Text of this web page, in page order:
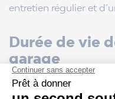
entretien régulier et
Durée de vie
garage
Toutes les portes de
termes de longévité.